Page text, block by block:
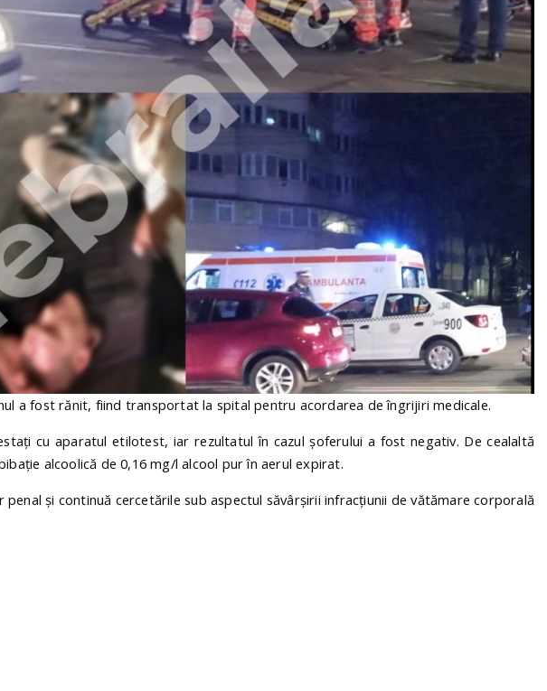
a fost rănit, fiind transportat la spital pentru acordarea de îngrijiri medicale.
cu aparatul etilotest, iar rezultatul în cazul șoferului a fost negativ. De cealaltă
alcoolică de 0,16 mg/l alcool pur în aerul expirat.
și continuă cercetările sub aspectul săvârșirii infracțiunii de vătămare corporală